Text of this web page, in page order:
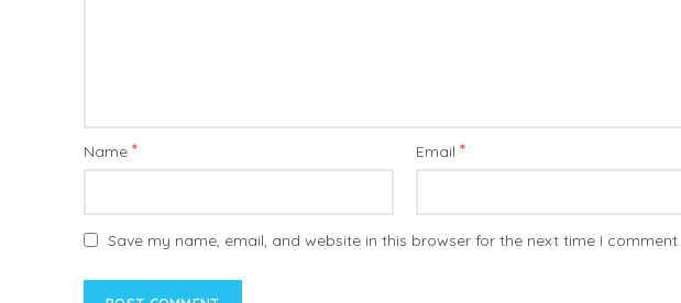
Name * Email*
Save my name, email, and website in this browser for the next time I comment.